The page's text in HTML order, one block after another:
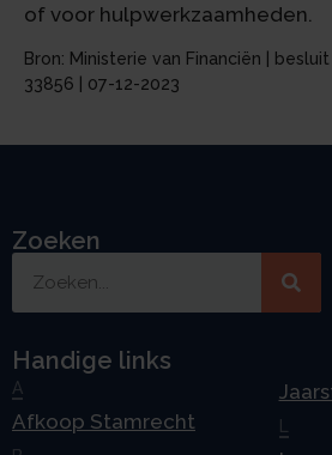
of voor hulpwerkzaamheden.
Bron: Ministerie van Financiën |
33856 | 07-12-2023
Zoeken
Handige links
A
Afkoop Stamrecht L